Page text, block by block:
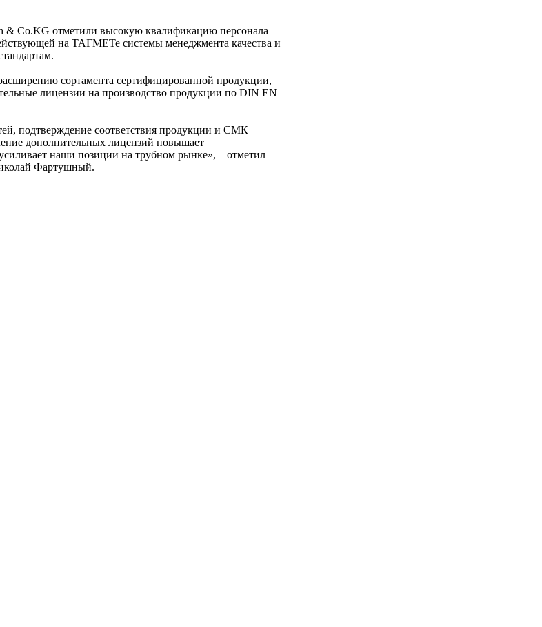
Co.KG отметили высокую квалификацию персонала
на ТАГМЕТе системы менеджмента качества и
сортамента сертифицированной продукции,
лицензии на производство продукции по DIN EN
подтверждение соответствия продукции и СМК
дополнительных лицензий повышает
наши позиции на трубном рынке», – отметил
Фартушный.